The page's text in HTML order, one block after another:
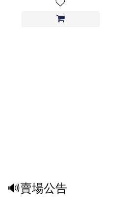
🔊賣場公告